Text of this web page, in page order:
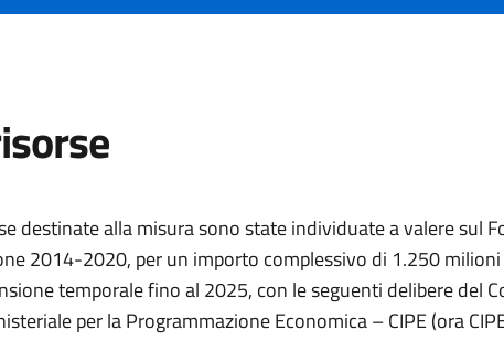
destinate alla misura sono state individuate a valere sul
2014-2020, per un importo complessivo di 1.250
temporale fino al 2025, con le seguenti delibere del
per la Programmazione Economica – CIPE (ora